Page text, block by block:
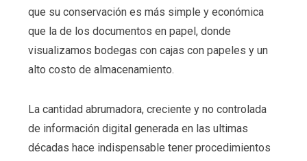
que su conservación es más simple y económica
que la de los documentos en papel, donde
visualizamos bodegas con cajas con papeles y un
alto costo de almacenamiento.
La cantidad abrumadora, creciente y no controlada
de información digital generada en las ultimas
décadas hace indispensable tener procedimientos